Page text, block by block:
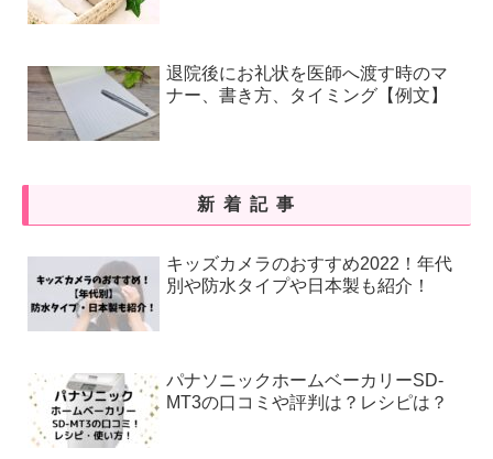
退院後にお礼状を医師へ渡す時のマ
ナー、書き方、タイミング【例文】
新着記事
キッズカメラのおすすめ2022！年代
別や防水タイプや日本製も紹介！
パナソニックホームベーカリーSD-
MT3の口コミや評判は？レシピは？